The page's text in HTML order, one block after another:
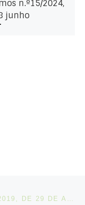
n.º15/2024,
junho